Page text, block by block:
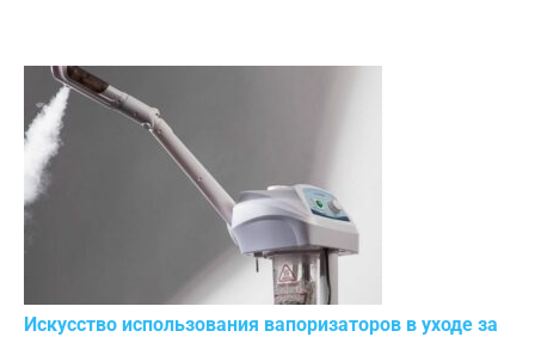
Искусство использования вапоризаторов в уходе за